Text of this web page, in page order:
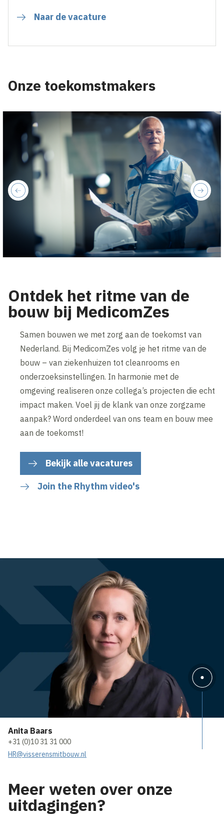
Naar de vacature
Onze toekomstmakers
next
previous
Ontdek het ritme van de
bouw bij MedicomZes
Samen bouwen we met zorg aan de toekomst van
Nederland. Bij MedicomZes volg je het ritme van de
bouw – van ziekenhuizen tot cleanrooms en
onderzoeksinstellingen. In harmonie met de
omgeving realiseren onze collega’s projecten die echt
impact maken. Voel jij de klank van onze zorgzame
aanpak? Word onderdeel van ons team en bouw mee
aan de toekomst!
Bekijk alle vacatures
Join the Rhythm video's
Wijzig cookie instellingen
Anita Baars
+31 (0)10 31 31 000
HR@visserensmitbouw.nl
Meer weten over onze
uitdagingen?